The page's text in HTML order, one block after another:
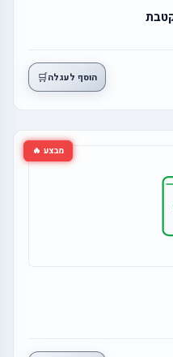
הוסף לעגלה🛒
מבצע 🔥